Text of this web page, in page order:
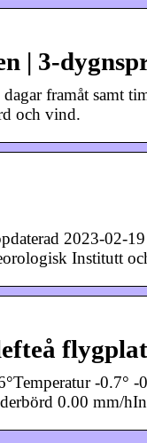
| 3-
framåt samt
och vind.
2023-02-
Institutt
-0.7°
0.00 mm/